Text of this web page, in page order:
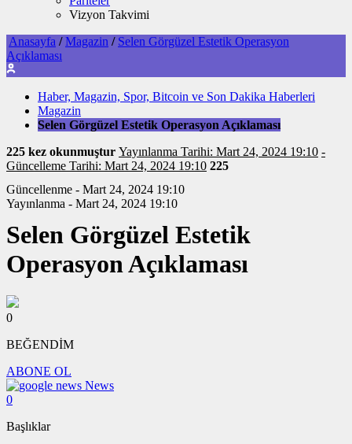
Vizyon Takvimi
Anasayfa / Magazin / Selen Görgüzel Estetik Operasyon
Açıklaması
Haber, Magazin, Spor, Bitcoin ve Son Dakika Haberleri
Magazin
Selen Görgüzel Estetik Operasyon Açıklaması
225 kez okunmuştur Yayınlanma Tarihi: Mart 24, 2024 19:10 -
Güncelleme Tarihi: Mart 24, 2024 19:10 225
Güncellenme - Mart 24, 2024 19:10
Yayınlanma - Mart 24, 2024 19:10
Selen Görgüzel Estetik
Operasyon Açıklaması
0
BEĞENDİM
ABONE OL
News
0
Başlıklar